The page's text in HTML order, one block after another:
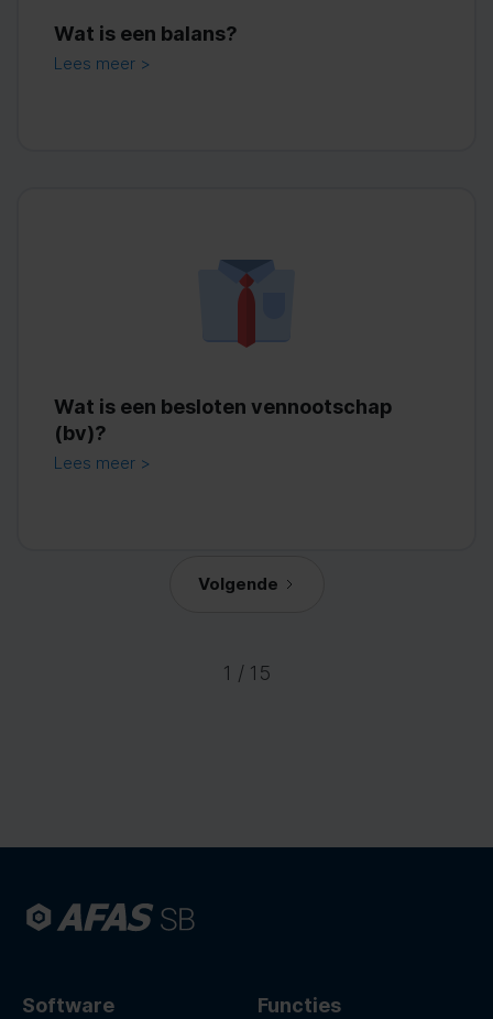
Wat is een balans?
Lees meer >
Wat is een besloten vennootschap
(bv)?
Lees meer >
Volgende
1 / 15
Software Functies